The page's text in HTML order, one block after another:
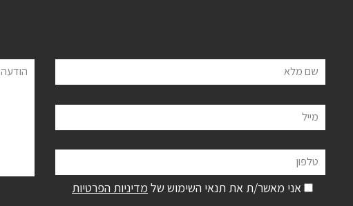
שם מלא
מייל
טלפון
הודעה
אני מאשר/ת את תנאי השימוש של מדיניות הפרטיות